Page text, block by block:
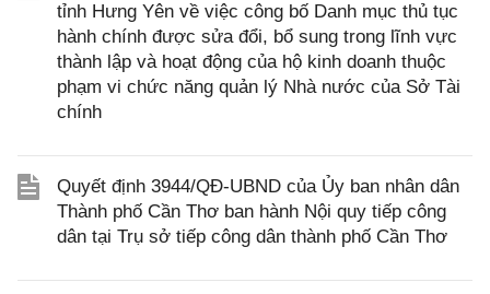
tỉnh Hưng Yên về việc công bố Danh mục thủ tục
hành chính được sửa đổi, bổ sung trong lĩnh vực
thành lập và hoạt động của hộ kinh doanh thuộc
phạm vi chức năng quản lý Nhà nước của Sở Tài
chính
Quyết định 3944/QĐ-UBND của Ủy ban nhân dân
Thành phố Cần Thơ ban hành Nội quy tiếp công
dân tại Trụ sở tiếp công dân thành phố Cần Thơ